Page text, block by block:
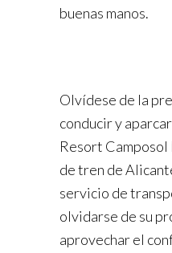
buenas manos.
Olvídese de la
conducir y
Resort
de tren de
servicio de
olvidarse de su
aprovechar el